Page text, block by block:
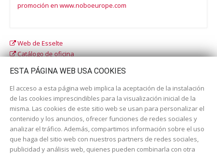
promoción en www.noboeurope.com
Web de Esselte
Catálogo de oficina
ESTA PÁGINA WEB USA COOKIES
El acceso a esta página web implica la aceptación de la instalación
de las cookies imprescindibles para la visualización inicial de la
misma. Las cookies de este sitio web se usan para personalizar el
contenido y los anuncios, ofrecer funciones de redes sociales y
analizar el tráfico. Además, compartimos información sobre el uso
que haga del sitio web con nuestros partners de redes sociales,
publicidad y análisis web, quienes pueden combinarla con otra